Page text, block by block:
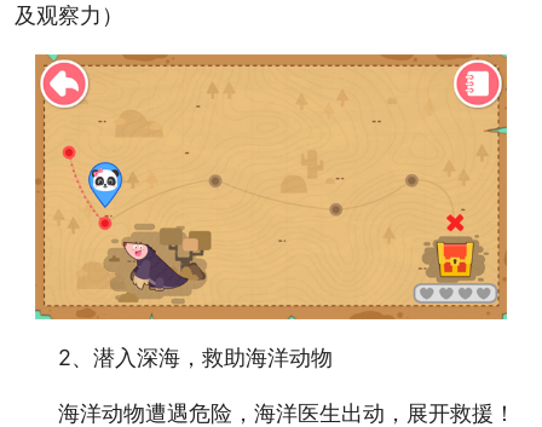
及观察力）
2、潜入深海，救助海洋动物
海洋动物遭遇危险，海洋医生出动，展开救援！